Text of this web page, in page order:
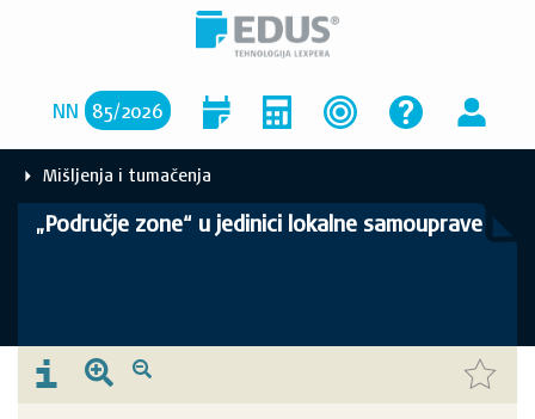
NN 85/2026
Mišljenja i tumačenja
„Područje zone“ u jedinici lokalne samouprave